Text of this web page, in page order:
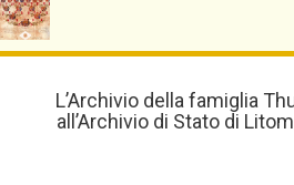
L’Archivio della famiglia
all’Archivio di Stato di